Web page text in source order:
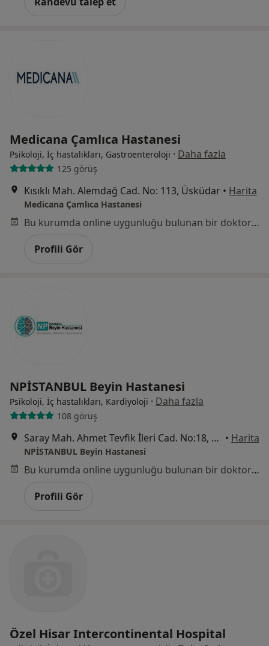
Medicana Çamlıca Hastanesi
Psikoloji, İç hastalıkları, Gastroenteroloji · Daha fazla
125 görüş
Kısıklı Mah. Alemdağ Cad. No: 113, Üsküdar • Harita
Medicana Çamlıca Hastanesi
Bu kurumda online uygunluğu bulunan bir doktor veya uzman bulunamadı
Profili Gör
NPİSTANBUL Beyin Hastanesi
Psikoloji, İç hastalıkları, Kardiyoloji · Daha fazla
108 görüş
Saray Mah. Ahmet Tevfik İleri Cad. No:18, Ümraniye, Ümraniye • Harita
NPİSTANBUL Beyin Hastanesi
Bu kurumda online uygunluğu bulunan bir doktor veya uzman bulunamadı
Profili Gör
Özel Hisar Intercontinental Hospital